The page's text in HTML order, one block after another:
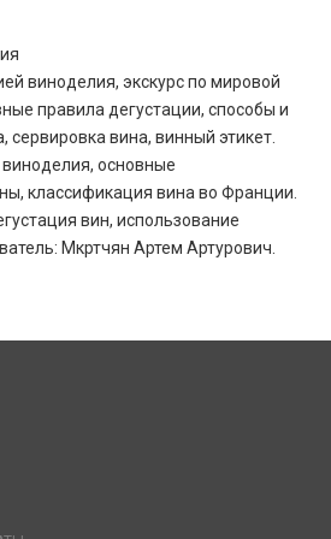
виноделия, экскурс по мировой
правила дегустации, способы и
сервировка вина, винный этикет.
основные
классификация вина во Франции.
вин, использование
Мкртчян Артем Артурович.